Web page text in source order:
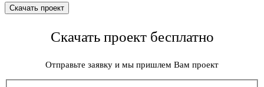
Скачать проект бесплатно
Отправьте заявку и мы пришлем Вам проект